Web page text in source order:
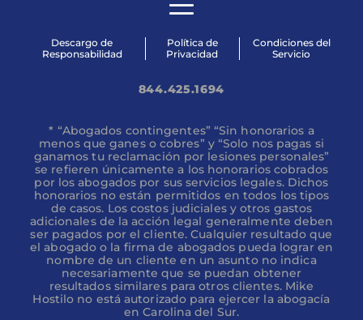
Descargo de
Responsabilidad
Política de
Privacidad
Condiciones del
Servicio
844.425.1694
* “Abogados contingentes” “Sin honorarios a
menos que ganes o cobres” y “Solo nos pagas si
ganamos tu reclamación por lesiones personales”
se refieren únicamente a los honorarios cobrados
por los abogados por sus servicios legales. Dichos
honorarios no están permitidos en todos los tipos
de casos. Los costos judiciales y otros gastos
adicionales de la acción legal generalmente deben
ser pagados por el cliente. Cualquier resultado que
el abogado o la firma de abogados pueda lograr en
nombre de un cliente en un asunto no indica
necesariamente que se puedan obtener
resultados similares para otros clientes. Mike
Hostilo no está autorizado para ejercer la abogacía
en Carolina del Sur.